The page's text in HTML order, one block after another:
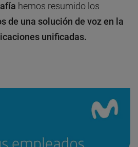
hemos resumido los
de una solución de voz en la
unificadas.